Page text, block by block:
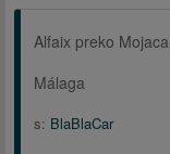
Alfaix preko
Málaga
s: BlaBlaCar